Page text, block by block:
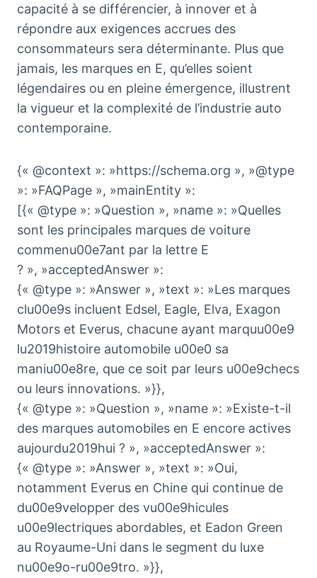
capacité à se différencier, à innover et à
répondre aux exigences accrues des
consommateurs sera déterminante. Plus que
jamais, les marques en E, qu’elles soient
légendaires ou en pleine émergence, illustrent
la vigueur et la complexité de l’industrie auto
contemporaine.
{« @context »: »https://schema.org », »@type
»: »FAQPage », »mainEntity »:
[{« @type »: »Question », »name »: »Quelles
sont les principales marques de voiture
commenu00e7ant par la lettre E
? », »acceptedAnswer »:
{« @type »: »Answer », »text »: »Les marques
clu00e9s incluent Edsel, Eagle, Elva, Exagon
Motors et Everus, chacune ayant marquu00e9
lu2019histoire automobile u00e0 sa
maniu00e8re, que ce soit par leurs u00e9checs
ou leurs innovations. »}},
{« @type »: »Question », »name »: »Existe-t-il
des marques automobiles en E encore actives
aujourdu2019hui ? », »acceptedAnswer »:
{« @type »: »Answer », »text »: »Oui,
notamment Everus en Chine qui continue de
du00e9velopper des vu00e9hicules
u00e9lectriques abordables, et Eadon Green
au Royaume-Uni dans le segment du luxe
nu00e9o-ru00e9tro. »}},